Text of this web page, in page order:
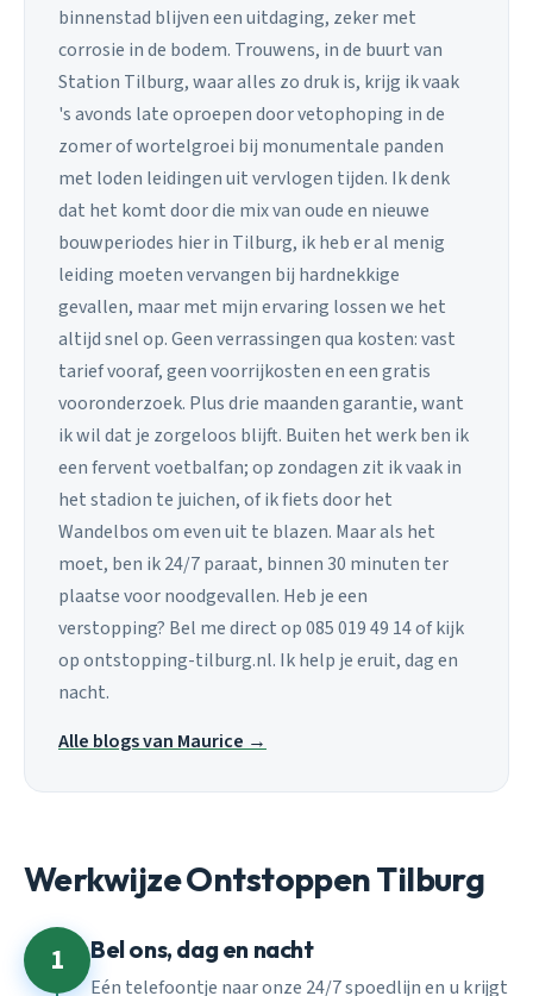
binnenstad blijven een uitdaging, zeker met
corrosie in de bodem. Trouwens, in de buurt van
Station Tilburg, waar alles zo druk is, krijg ik vaak
's avonds late oproepen door vetophoping in de
zomer of wortelgroei bij monumentale panden
met loden leidingen uit vervlogen tijden. Ik denk
dat het komt door die mix van oude en nieuwe
bouwperiodes hier in Tilburg, ik heb er al menig
leiding moeten vervangen bij hardnekkige
gevallen, maar met mijn ervaring lossen we het
altijd snel op. Geen verrassingen qua kosten: vast
tarief vooraf, geen voorrijkosten en een gratis
vooronderzoek. Plus drie maanden garantie, want
ik wil dat je zorgeloos blijft. Buiten het werk ben ik
een fervent voetbalfan; op zondagen zit ik vaak in
het stadion te juichen, of ik fiets door het
Wandelbos om even uit te blazen. Maar als het
moet, ben ik 24/7 paraat, binnen 30 minuten ter
plaatse voor noodgevallen. Heb je een
verstopping? Bel me direct op 085 019 49 14 of kijk
op ontstopping-tilburg.nl. Ik help je eruit, dag en
nacht.
Alle blogs van Maurice →
Werkwijze Ontstoppen Tilburg
1 Bel ons, dag en nacht
Eén telefoontje naar onze 24/7 spoedlijn en u krijgt